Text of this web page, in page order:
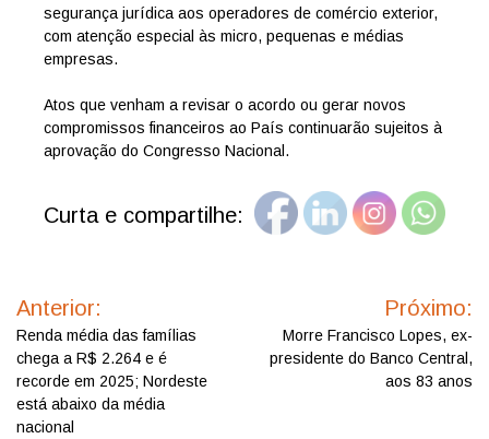
segurança jurídica aos operadores de comércio exterior,
com atenção especial às micro, pequenas e médias
empresas.
Atos que venham a revisar o acordo ou gerar novos
compromissos financeiros ao País continuarão sujeitos à
aprovação do Congresso Nacional.
Curta e compartilhe:
de
Anterior:
Renda média das famílias
chega a R$ 2.264 e é
recorde em 2025; Nordeste
está abaixo da média
nacional
Próximo:
Morre Francisco Lopes, ex-
presidente do Banco Central,
aos 83 anos